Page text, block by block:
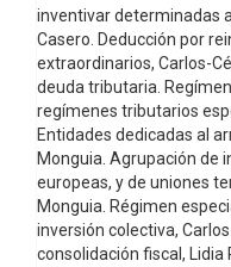
inventivar determinadas
Casero. Deducción por
extraordinarios, Carlos-
deuda tributaria.
regímenes tributarios
Entidades dedicadas al
Monguia. Agrupación de
europeas, y de uniones
Monguia. Régimen
inversión colectiva,
consolidación fiscal,